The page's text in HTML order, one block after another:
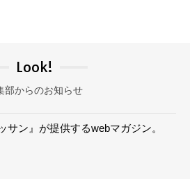
Look!
部からのお知らせ
サン』が提供するwebマガジン。